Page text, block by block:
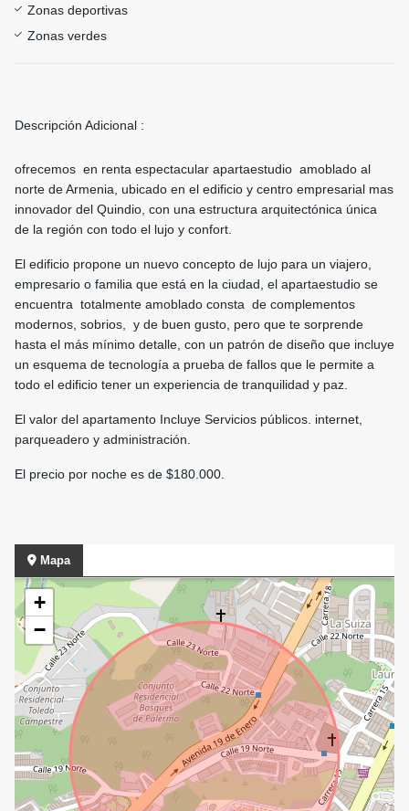
Zonas deportivas
Zonas verdes
Descripción Adicional :
ofrecemos en renta espectacular apartaestudio amoblado al
norte de Armenia, ubicado en el edificio y centro empresarial mas
innovador del Quindio, con una estructura arquitectónica única
de la región con todo el lujo y confort.
El edificio propone un nuevo concepto de lujo para un viajero,
empresario o familia que está en la ciudad, el apartaestudio se
encuentra totalmente amoblado consta de complementos
modernos, sobrios, y de buen gusto, pero que te sorprende
hasta el más mínimo detalle, con un patrón de diseño que incluye
un esquema de tecnología a prueba de fallos que le permite a
todo el edificio tener un experiencia de tranquilidad y paz.
El valor del apartamento Incluye Servicios públicos. internet,
parqueadero y administración.
El precio por noche es de $180.000.
Mapa
+
−